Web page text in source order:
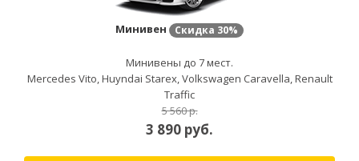
Минивен Скидка 30%
Минивены до 7 мест.
Mercedes Vito, Huyndai Starex, Volkswagen Caravella, Renault
Traffic
5 560 р.
3 890 руб.